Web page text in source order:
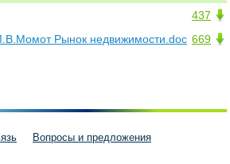
437
669
Рынок недвижимости.doc
Вопросы и предложения